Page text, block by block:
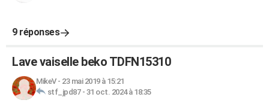
9 réponses
Lave vaiselle beko TDFN15310
MikeV- 23 mai 2019 à 15:21
stf_jpd87- 31 oct. 2024 à 18:35